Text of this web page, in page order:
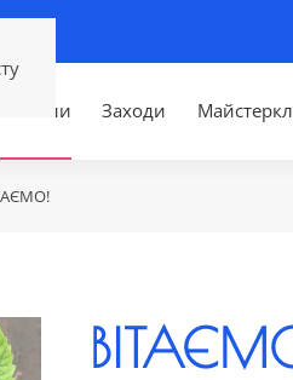
Новини Заходи